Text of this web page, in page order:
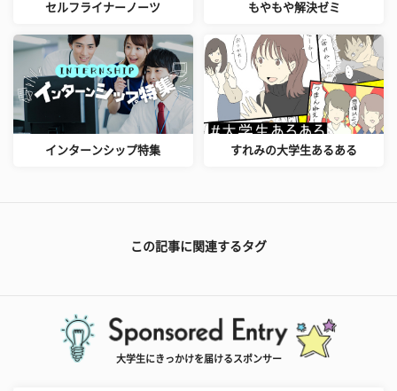
セルフライナーノーツ もやもや解決ゼミ
インターンシップ特集 すれみの大学生あるある
この記事に関連するタグ
大学生にきっかけを届けるスポンサー